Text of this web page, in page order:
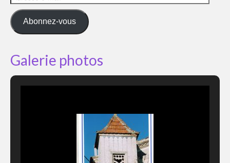
e-
mail
Abonnez-vous
Galerie photos